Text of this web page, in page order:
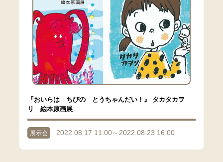
『おいらは ちびの とうちゃんだい！』 タカタカヲ
リ 絵本原画展
展示会 2022.08.17 11:00～2022.08.23 16:00